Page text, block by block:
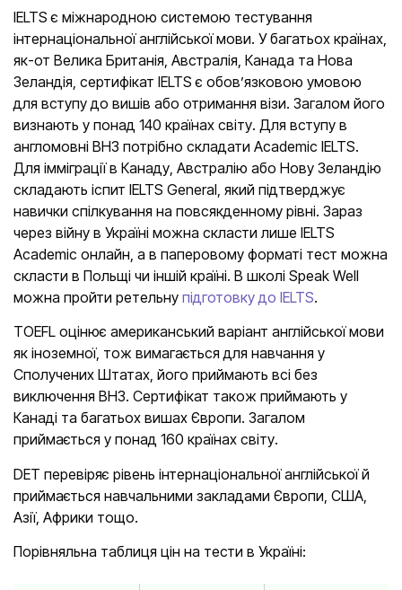
IELTS є міжнародною системою тестування
інтернаціональної англійської мови. У багатьох країнах,
як-от Велика Британія, Австралія, Канада та Нова
Зеландія, сертифікат IELTS є обов’язковою умовою
для вступу до вишів або отримання візи. Загалом його
визнають у понад 140 країнах світу. Для вступу в
англомовні ВНЗ потрібно складати Academic IELTS.
Для імміграції в Канаду, Австралію або Нову Зеландію
складають іспит IELTS General, який підтверджує
навички спілкування на повсякденному рівні. Зараз
через війну в Україні можна скласти лише IELTS
Academic онлайн, а в паперовому форматі тест можна
скласти в Польщі чи іншій країні. В школі Speak Well
можна пройти ретельну підготовку до IELTS.
TOEFL оцінює американський варіант англійської мови
як іноземної, тож вимагається для навчання у
Сполучених Штатах, його приймають всі без
виключення ВНЗ. Сертифікат також приймають у
Канаді та багатьох вишах Європи. Загалом
приймається у понад 160 країнах світу.
DET перевіряє рівень інтернаціональної англійської й
приймається навчальними закладами Європи, США,
Азії, Африки тощо.
Порівняльна таблиця цін на тести в Україні: